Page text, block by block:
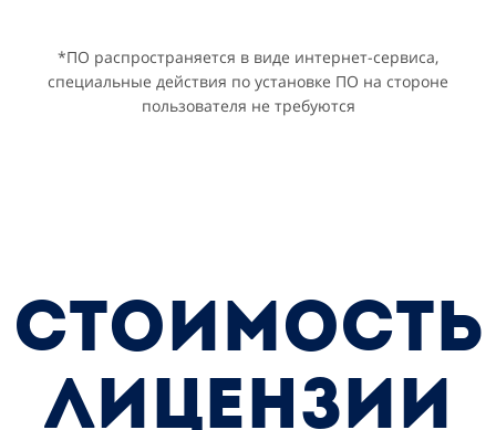
*ПО распространяется в виде интернет-сервиса,
специальные действия по установке ПО на стороне
пользователя не требуются
СТОИМОСТЬ
ЛИЦЕНЗИИ